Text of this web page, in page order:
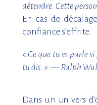
détendre. Cette
En cas de
confiance s’effrite.
« Ce que tu es parle
tu dis. » — Ralph
Dans un univers